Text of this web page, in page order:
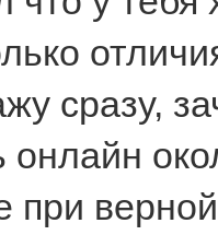
сразу,
при